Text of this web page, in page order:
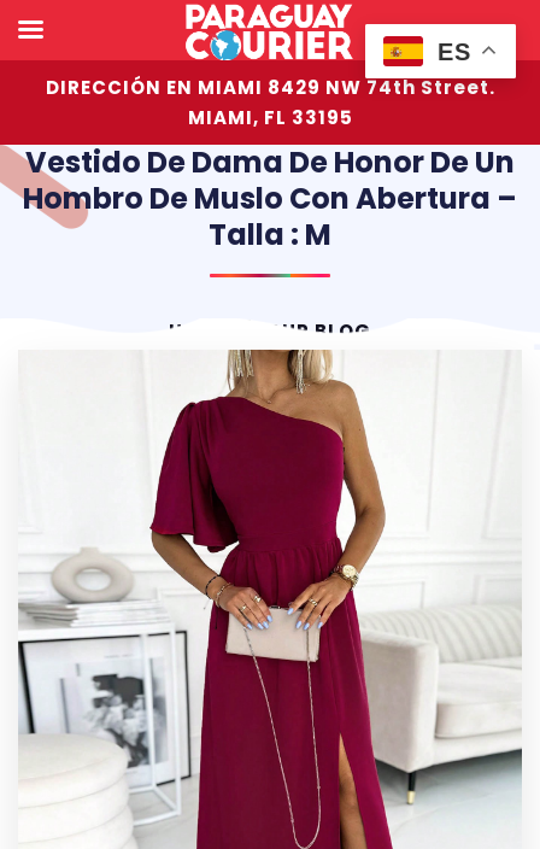
DIRECCIÓN EN MIAMI 8429 NW 74th Street.
MIAMI, FL 33195
Vestido De Dama De Honor De Un
Hombro De Muslo Con Abertura –
Talla : M
HOME OUR BLOG
ES